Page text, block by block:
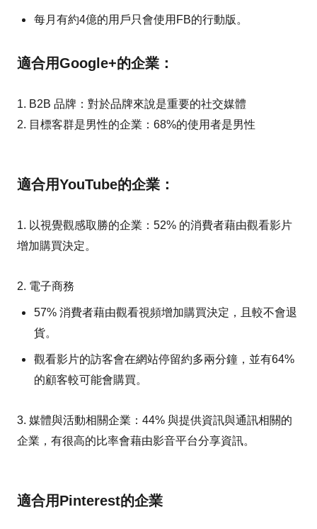
每月有約4億的用戶只會使用FB的行動版。
適合用Google+的企業：
1. B2B 品牌：對於品牌來說是重要的社交媒體
2. 目標客群是男性的企業：68%的使用者是男性
適合用YouTube的企業：
1. 以視覺觀感取勝的企業：52% 的消費者藉由觀看影片
增加購買決定。
2. 電子商務
57% 消費者藉由觀看視頻增加購買決定，且較不會退
貨。
觀看影片的訪客會在網站停留約多兩分鐘，並有64%
的顧客較可能會購買。
3. 媒體與活動相關企業：44% 與提供資訊與通訊相關的
企業，有很高的比率會藉由影音平台分享資訊。
適合用Pinterest的企業